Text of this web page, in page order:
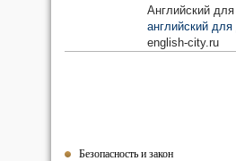
Английский
английский для
english-city.ru
Безопасность и закон